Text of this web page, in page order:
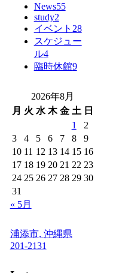
News55
study2
イベント 28
スケジュー
ル4
臨時休館9
2026年8月
月 火 水 木 金 土 日
1
2
3
4 5 6 7 8
9
10 11 12 13 14 15 16
17 18 19 20 21 22 23
24 25 26 27 28 29 30
31
« 5月
浦添市, 沖縄県
201-2131